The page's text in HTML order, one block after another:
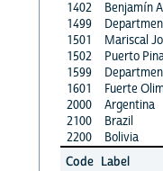
1402
Benjamín
1499
1501
Mariscal
1502
Puerto
1599
1601
Fuerte
2000
Argentina
2100
Brazil
2200
Bolivia
Code Label